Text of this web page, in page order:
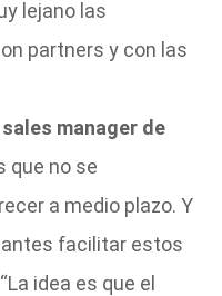
lejano las
partners y con las
manager de
que no se
a medio plazo. Y
facilitar estos
idea es que el